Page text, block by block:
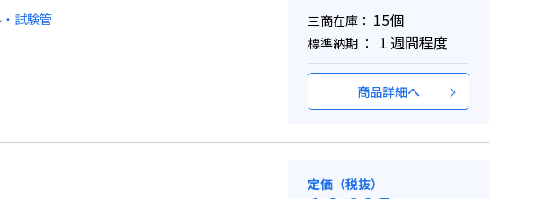
試験管
三商在庫： 15個
標準納期 ： １週間程度
商品詳細へ
定価（税抜）